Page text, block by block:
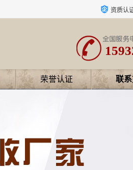
资质认
荣誉认证 联